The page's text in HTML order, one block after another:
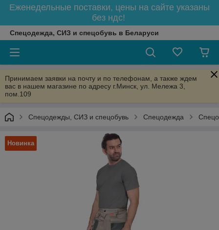
Еженедельные поставки, цены на сайте указаны
без ндс!
Спецодежда, СИЗ и спецобувь в Беларуси
Принимаем заявки на почту и по телефонам, а также ждем
вас в нашем магазине по адресу г.Минск, ул. Мележа 3,
пом.109
Спецодежды, СИЗ и спецобувь Спецодежда
Новинка